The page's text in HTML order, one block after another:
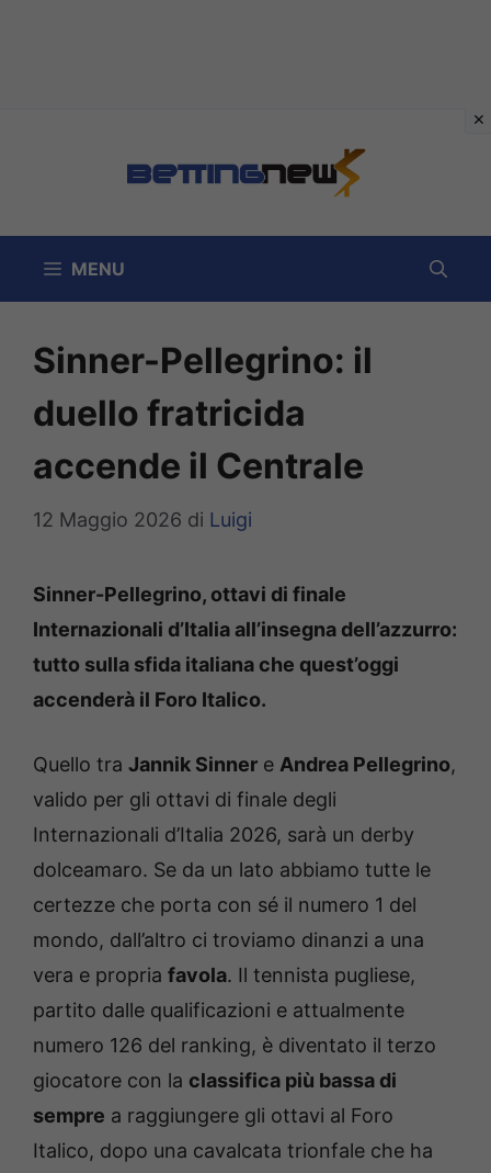
MENU
Sinner-Pellegrino: il
duello fratricida
accende il Centrale
12 Maggio 2026 di Luigi
Sinner-Pellegrino, ottavi di finale
Internazionali d’Italia all’insegna dell’azzurro:
tutto sulla sfida italiana che quest’oggi
accenderà il Foro Italico.
Quello tra Jannik Sinner e Andrea Pellegrino,
valido per gli ottavi di finale degli
Internazionali d’Italia 2026, sarà un derby
dolceamaro. Se da un lato abbiamo tutte le
certezze che porta con sé il numero 1 del
mondo, dall’altro ci troviamo dinanzi a una
vera e propria favola. Il tennista pugliese,
partito dalle qualificazioni e attualmente
numero 126 del ranking, è diventato il terzo
giocatore con la classifica più bassa di
sempre a raggiungere gli ottavi al Foro
Italico, dopo una cavalcata trionfale che ha